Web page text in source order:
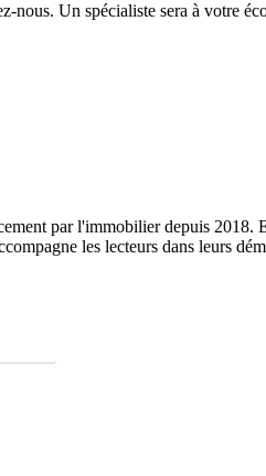
nous. Un spécialiste sera à votre
par l'immobilier depuis
les lecteurs dans leurs